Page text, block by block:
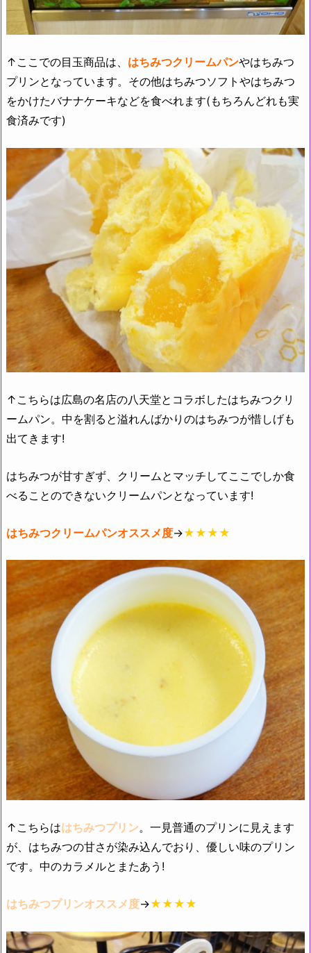
↑ここでの目玉商品は、 はちみつクリームパンやはちみつ
プリンとなっています。その他はちみつソフトやはちみつ
をかけたバナナケーキなどを食べれます(もちろんどれも実
食済みです)
↑こちらは広島の名店の八天堂とコラボしたはちみつクリ
ームパン。中を割ると溢れんばかりのはちみつが惜しげも
出てきます!
はちみつが甘すぎず、クリームとマッチしてここでしか食
べることのできないクリームパンとなっています!
はちみつクリームパンオススメ度→★★★★
↑こちらははちみつプリン。一見普通のプリンに見えます
が、はちみつの甘さが染み込んでおり、優しい味のプリン
です。中のカラメルとまたあう!
はちみつプリンオススメ度→★★★★